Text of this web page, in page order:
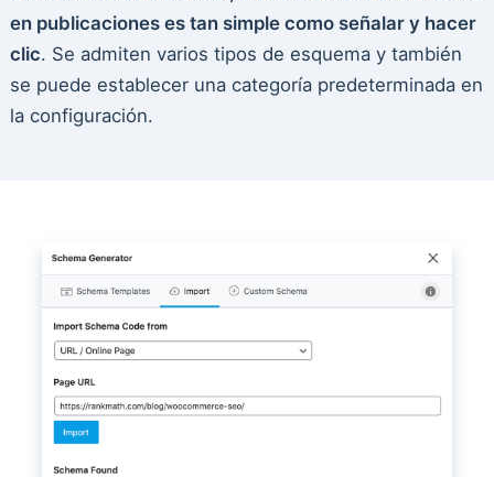
en publicaciones es tan simple como señalar y hacer
clic. Se admiten varios tipos de esquema y también
se puede establecer una categoría predeterminada en
la configuración.